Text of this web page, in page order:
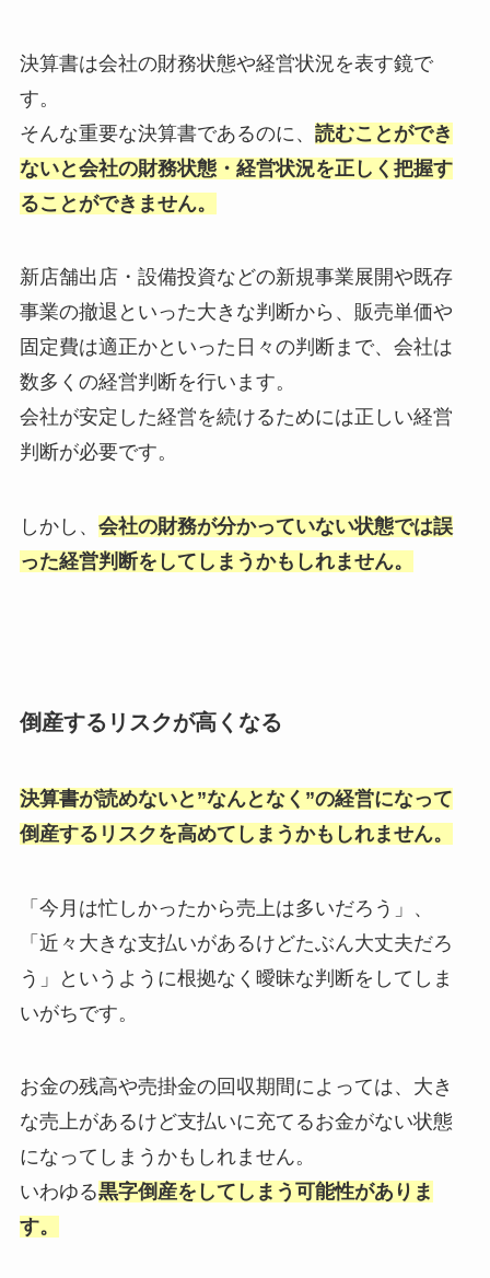
決算書は会社の財務状態や経営状況を表す鏡で
す。
そんな重要な決算書であるのに、 読むことができ
ないと会社の財務状態・経営状況を正しく把握す
ることができません。
新店舗出店・設備投資などの新規事業展開や既存
事業の撤退といった大きな判断から、販売単価や
固定費は適正かといった日々の判断まで、会社は
数多くの経営判断を行います。
会社が安定した経営を続けるためには正しい経営
判断が必要です。
しかし、 会社の財務が分かっていない状態では誤
った経営判断をしてしまうかもしれません。
倒産するリスクが高くなる
決算書が読めないと”なんとなく”の経営になって
倒産するリスクを高めてしまうかもしれません。
「今月は忙しかったから売上は多いだろう」、
「近々大きな支払いがあるけどたぶん大丈夫だろ
う」というように根拠なく曖昧な判断をしてしま
いがちです。
お金の残高や売掛金の回収期間によっては、大き
な売上があるけど支払いに充てるお金がない状態
になってしまうかもしれません。
いわゆる黒字倒産をしてしまう可能性がありま
す。